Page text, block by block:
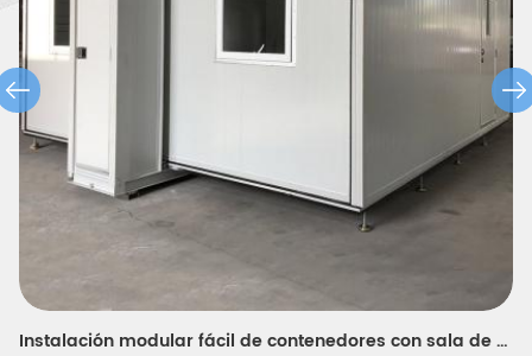
moderno diseño ampliable contenedor de casa moderna de un maestro portátil dormitorio en Europa